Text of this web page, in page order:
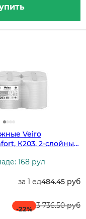
Veiro
К203, 2-слойные,
в упаковке
168 рул
за 1 ед484.45 руб
-22% 3 736.50 руб